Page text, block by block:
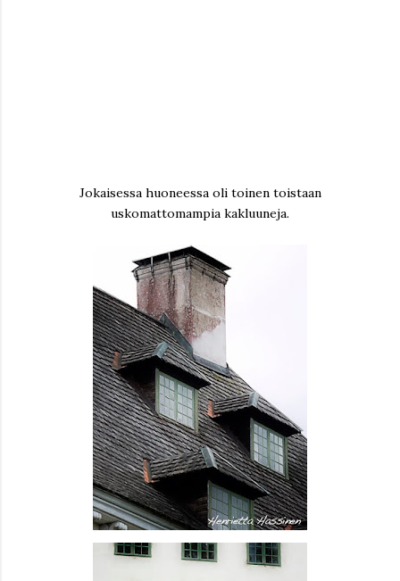
Jokaisessa huoneessa oli toinen toistaan
uskomattomampia kakluuneja.